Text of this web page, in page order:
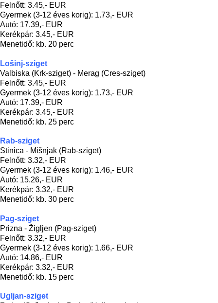
Felnőtt: 3.45,- EUR
Gyermek (3-12 éves korig): 1.73,- EUR
Autó: 17.39,- EUR
Kerékpár: 3.45,- EUR
Menetidő: kb. 20 perc
Lošinj-sziget
Valbiska (Krk-sziget) - Merag (Cres-sziget)
Felnőtt: 3.45,- EUR
Gyermek (3-12 éves korig): 1.73,- EUR
Autó: 17.39,- EUR
Kerékpár: 3.45,- EUR
Menetidő: kb. 25 perc
Rab-sziget
Stinica - Mišnjak (Rab-sziget)
Felnőtt: 3.32,- EUR
Gyermek (3-12 éves korig): 1.46,- EUR
Autó: 15.26,- EUR
Kerékpár: 3.32,- EUR
Menetidő: kb. 30 perc
Pag-sziget
Prizna - Žigljen (Pag-sziget)
Felnőtt: 3.32,- EUR
Gyermek (3-12 éves korig): 1.66,- EUR
Autó: 14.86,- EUR
Kerékpár: 3.32,- EUR
Menetidő: kb. 15 perc
Ugljan-sziget